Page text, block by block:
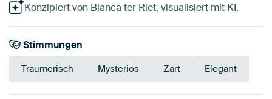
Konzipiert von Bianca ter Riet, visualisiert mit KI.
Stimmungen
Träumerisch Mysteriös Zart Elegant